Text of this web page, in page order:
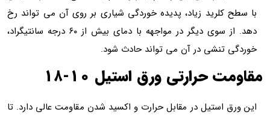
با سطح کلرید زیاد، پدیده خوردگی شیاری بر روی آن می تواند رخ
دهد. از سوی دیگر در مواجهه با دمای بیش از ۶۰ درجه سانتیگراد،
خوردگی تنشی در آن می تواند حادث شود.
مقاومت حرارتی ورق استیل ۱۰-۱۸
این ورق استیل در مقابل حرارت و اکسید شدن مقاومت عالی دارد. تا